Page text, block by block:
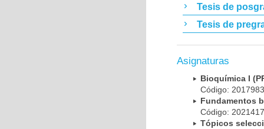
Tesis de
Tesis de
Asignaturas
Bioquímica I
Código:
Fundamentos
Código:
Tópicos